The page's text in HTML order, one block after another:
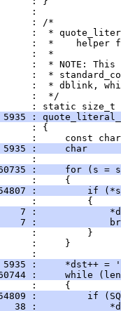
:
: /*
:  *
:  *    helper
:  *
:  * NOTE:
:  *
:  * dblink,
:  */
: static size_t
5935 :
: {
:     const
5935 :     char
:
:     for (s =
:     {
:         if
:         {
7 :
7 :
:         }
:     }
:
5935 :     *dst++ =
:     while
:     {
:         if
38 :